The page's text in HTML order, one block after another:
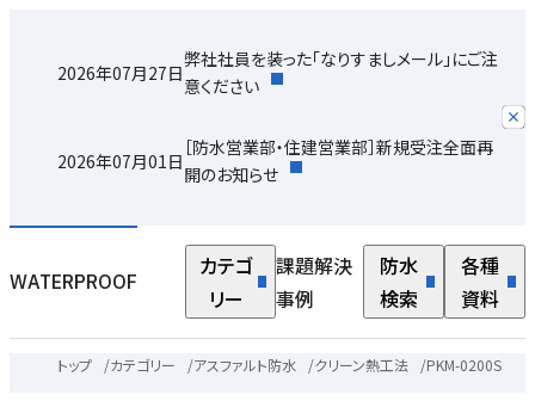
2026年07月27日
弊社社員を装った「なりすましメール」にご注
意ください
2026年07月01日
［防水営業部・住建営業部］新規受注全面再
開のお知らせ
WATERPROOF
カテゴ
リー
課題解決
事例
防水
検索
各種
資料
トップ /カテゴリー /アスファルト防水 /クリーン熱工法 /PKM-0200S